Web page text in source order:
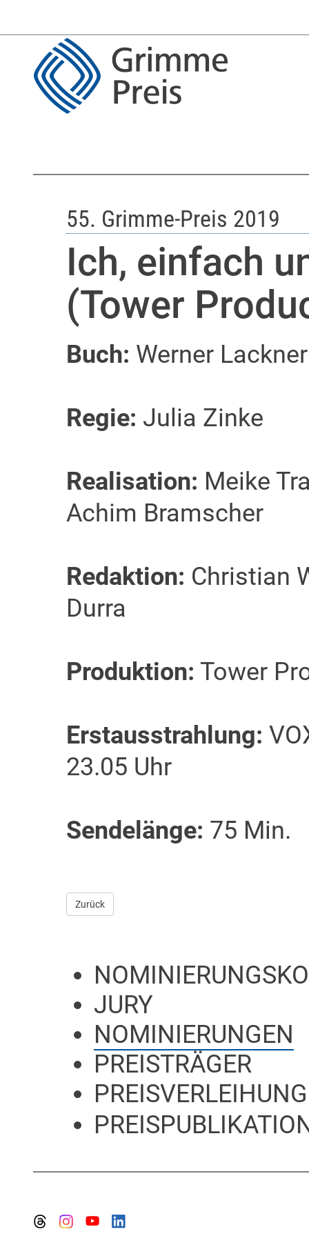
55. Grimme-Preis 2019
Ich, einfach
(Tower
Buch: Werner Lackner
Regie: Julia Zinke
Realisation: Meike
Achim Bramscher
Redaktion: Christian
Durra
Produktion: Tower
Erstausstrahlung:
23.05 Uhr
Sendelänge: 75 Min.
Zurück
JURY
NOMINIERUNGEN
PREISTRÄGER
PREISVERLEIHUNG